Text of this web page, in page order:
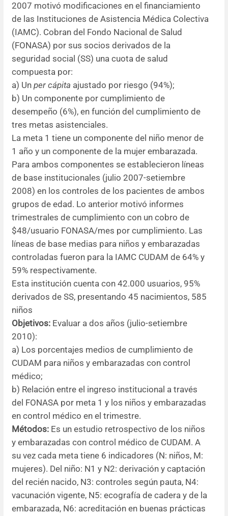
2007 motivó modificaciones en el financiamiento
de las Instituciones de Asistencia Médica Colectiva
(IAMC). Cobran del Fondo Nacional de Salud
(FONASA) por sus socios derivados de la
seguridad social (SS) una cuota de salud
compuesta por:
a) Un per cápita ajustado por riesgo (94%);
b) Un componente por cumplimiento de
desempeño (6%), en función del cumplimiento de
tres metas asistenciales.
La meta 1 tiene un componente del niño menor de
1 año y un componente de la mujer embarazada.
Para ambos componentes se establecieron líneas
de base institucionales (julio 2007-setiembre
2008) en los controles de los pacientes de ambos
grupos de edad. Lo anterior motivó informes
trimestrales de cumplimiento con un cobro de
$48/usuario FONASA/mes por cumplimiento. Las
líneas de base medias para niños y embarazadas
controladas fueron para la IAMC CUDAM de 64% y
59% respectivamente.
Esta institución cuenta con 42.000 usuarios, 95%
derivados de SS, presentando 45 nacimientos, 585
niños
Objetivos: Evaluar a dos años (julio-setiembre
2010):
a) Los porcentajes medios de cumplimiento de
CUDAM para niños y embarazadas con control
médico;
b) Relación entre el ingreso institucional a través
del FONASA por meta 1 y los niños y embarazadas
en control médico en el trimestre.
Métodos: Es un estudio retrospectivo de los niños
y embarazadas con control médico de CUDAM. A
su vez cada meta tiene 6 indicadores (N: niños, M:
mujeres). Del niño: N1 y N2: derivación y captación
del recién nacido, N3: controles según pauta, N4:
vacunación vigente, N5: ecografía de cadera y de la
embarazada, N6: acreditación en buenas prácticas